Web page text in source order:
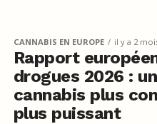
CANNABIS EN EUROPE il y a 2
Rapport
drogues 2026 :
cannabis plus
plus puissant